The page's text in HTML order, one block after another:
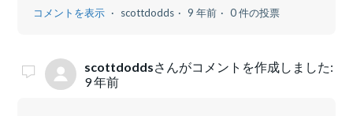
コメントを表示 scottdodds 9 年前 0 件の投票
scottdoddsさんがコメントを作成しました:
9 年前